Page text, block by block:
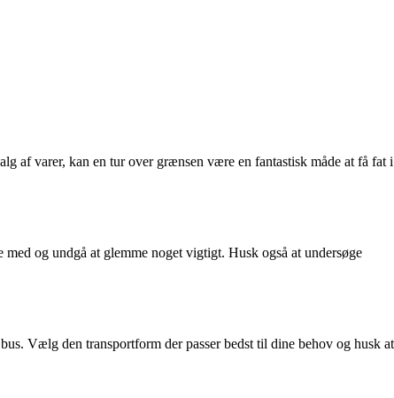
af varer, kan en tur over grænsen være en fantastisk måde at få fat i
og undgå at glemme noget vigtigt. Husk også at undersøge
Vælg den transportform der passer bedst til dine behov og husk at